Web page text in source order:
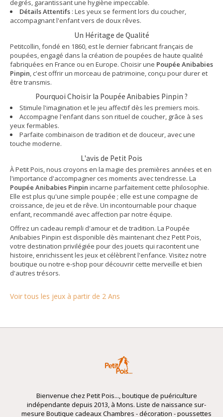
degrés, garantissant une hygiène impeccable.
Détails Attentifs : Les yeux se ferment lors du coucher,
accompagnant l'enfant vers de doux rêves.
Un Héritage de Qualité
Petitcollin, fondé en 1860, est le dernier fabricant français de
poupées, engagé dans la création de poupées de haute qualité
fabriquées en France ou en Europe. Choisir une Poupée Anibabies
Pinpin, c'est offrir un morceau de patrimoine, conçu pour durer et
être transmis.
Pourquoi Choisir la Poupée Anibabies Pinpin ?
Stimule l'imagination et le jeu affectif dès les premiers mois.
Accompagne l'enfant dans son rituel de coucher, grâce à ses
yeux fermables.
Parfaite combinaison de tradition et de douceur, avec une
touche moderne.
L'avis de Petit Pois
À Petit Pois, nous croyons en la magie des premières années et en
l'importance d'accompagner ces moments avec tendresse. La
Poupée Anibabies Pinpin incarne parfaitement cette philosophie.
Elle est plus qu'une simple poupée ; elle est une compagne de
croissance, de jeu et de rêve. Un incontournable pour chaque
enfant, recommandé avec affection par notre équipe.
Offrez un cadeau rempli d'amour et de tradition. La Poupée
Anibabies Pinpin est disponible dès maintenant chez Petit Pois,
votre destination privilégiée pour des jouets qui racontent une
histoire, enrichissent les jeux et célèbrent l'enfance. Visitez notre
boutique ou notre e-shop pour découvrir cette merveille et bien
d'autres trésors.
Voir tous les jeux à partir de 2 Ans
Bienvenue chez Petit Pois..., boutique de puériculture
indépendante depuis 2013, à Mons. Liste de naissance sur-
mesure Boutique cadeaux Chambres - décoration - poussettes